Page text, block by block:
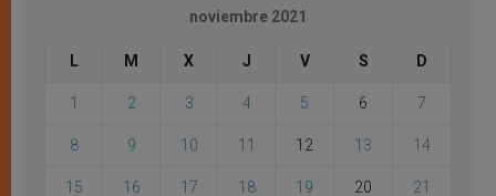
noviembre 2021
L M X J V S D
1 2 3 4 5 6 7
8 9 10 11 12 13 14
15 16 17 18 19 20 21